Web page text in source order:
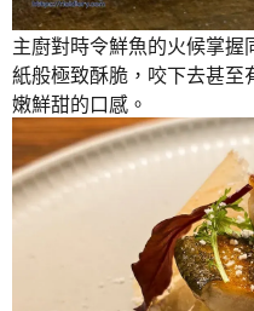
主廚對時令鮮魚的火候掌握
紙般極致酥脆，咬下去甚至
嫩鮮甜的口感。